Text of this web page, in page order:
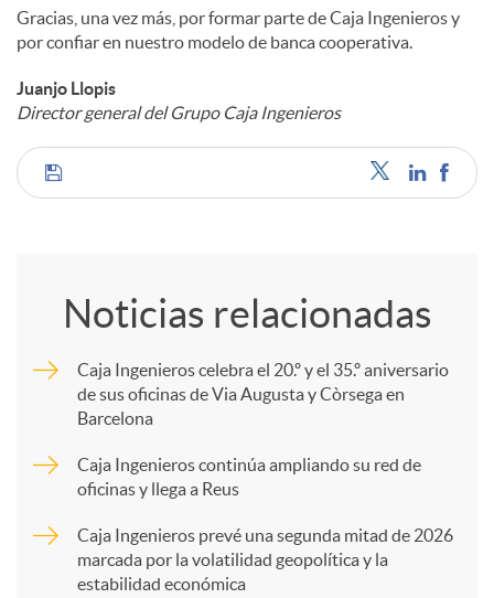
Gracias, una vez más, por formar parte de Caja Ingenieros y
por confiar en nuestro modelo de banca cooperativa.
Juanjo Llopis
Director general del Grupo Caja Ingenieros
C
Noticias relacionadas
Caja Ingenieros celebra el 20.º y el 35.º aniversario
de sus oficinas de Via Augusta y Còrsega en
Barcelona
Caja Ingenieros continúa ampliando su red de
oficinas y llega a Reus
Caja Ingenieros prevé una segunda mitad de 2026
marcada por la volatilidad geopolítica y la
estabilidad económica